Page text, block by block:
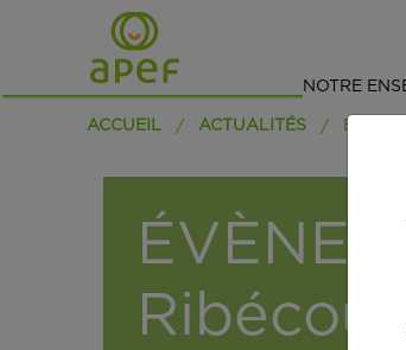
NOTRE
ACCUEIL ACTUALITÉS